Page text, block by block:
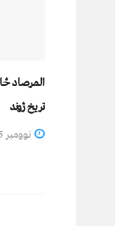
المرصاد
تریخ ژوند
نوومبر 15, 2023